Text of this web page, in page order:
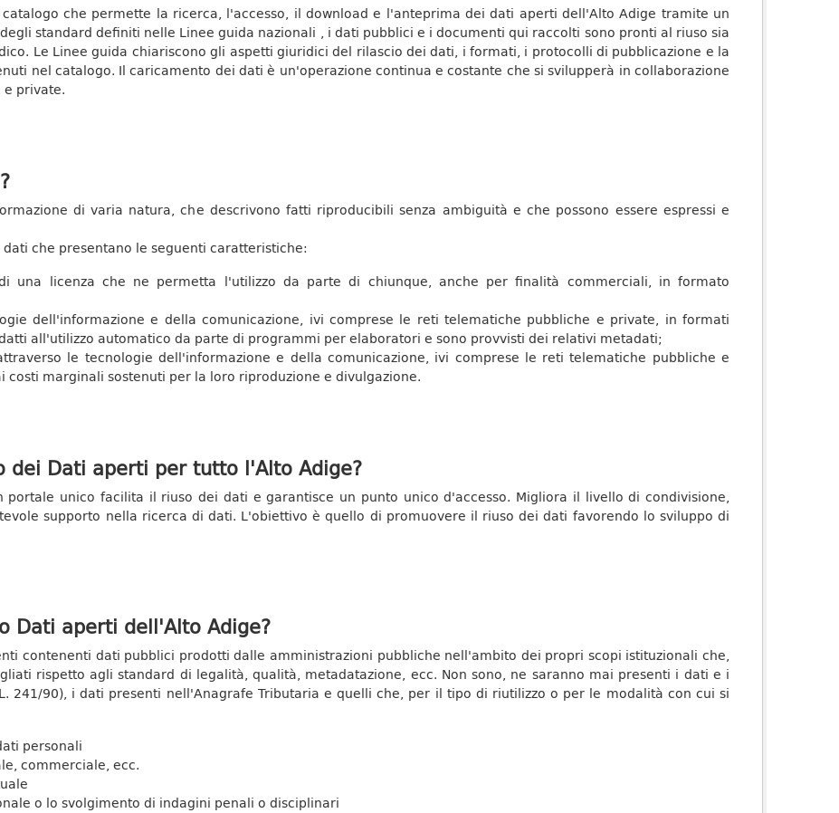
che permette la ricerca, l'accesso, il download e l'anteprima dei dati aperti dell'Alto Adige tramite un
standard definiti nelle Linee guida nazionali , i dati pubblici e i documenti qui raccolti sono pronti al riuso sia
Le Linee guida chiariscono gli aspetti giuridici del rilascio dei dati, i formati, i protocolli di pubblicazione e la
nel catalogo. Il caricamento dei dati è un'operazione continua e costante che si svilupperà in collaborazione
private.
di varia natura, che descrivono fatti riproducibili senza ambiguità e che possono essere espressi e
che presentano le seguenti caratteristiche:
una licenza che ne permetta l'utilizzo da parte di chiunque, anche per finalità commerciali, in formato
dell'informazione e della comunicazione, ivi comprese le reti telematiche pubbliche e private, in formati
all'utilizzo automatico da parte di programmi per elaboratori e sono provvisti dei relativi metadati;
le tecnologie dell'informazione e della comunicazione, ivi comprese le reti telematiche pubbliche e
costi marginali sostenuti per la loro riproduzione e divulgazione.
dei Dati aperti per tutto l'Alto Adige?
unico facilita il riuso dei dati e garantisce un punto unico d'accesso. Migliora il livello di condivisione,
supporto nella ricerca di dati. L'obiettivo è quello di promuovere il riuso dei dati favorendo lo sviluppo di
Dati aperti dell'Alto Adige?
contenenti dati pubblici prodotti dalle amministrazioni pubbliche nell'ambito dei propri scopi istituzionali che,
rispetto agli standard di legalità, qualità, metadatazione, ecc. Non sono, ne saranno mai presenti i dati e i
241/90), i dati presenti nell'Anagrafe Tributaria e quelli che, per il tipo di riutilizzo o per le modalità con cui si
personali
commerciale, ecc.
o lo svolgimento di indagini penali o disciplinari